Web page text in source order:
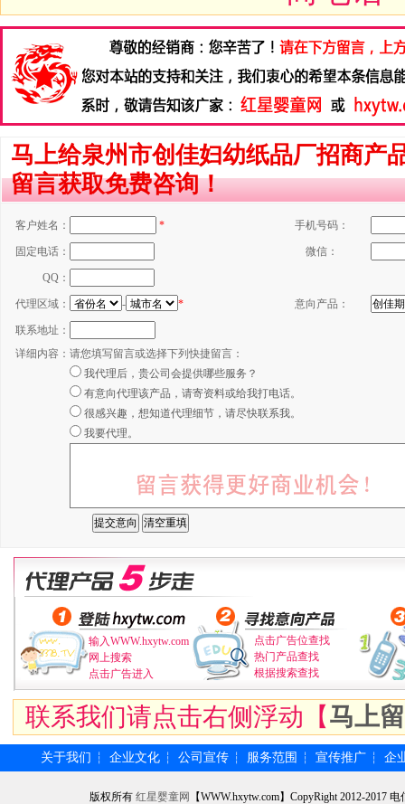
马上给泉州市创佳妇幼纸品厂招商产
留言获取免费咨询！
客户姓名： * 手机号码：
固定电话： 微信：
QQ：
代理区域： - * 意向产品：
联系地址：
详细内容： 请您填写留言或选择下列快捷留言：
我代理后，贵公司会提供哪些服务？
有意向代理该产品，请寄资料或给我打电话。
很感兴趣，想知道代理细节，请尽快联系我。
我要代理。
输入WWW.hxytw.com
网上搜索
点击广告进入
点击广告位查找
热门产品查找
根据搜索查找
联系我们请点击右侧浮动【马上
关于我们 ┆ 企业文化 ┆ 公司宣传 ┆ 服务范围 ┆ 宣传推广 ┆ 企
版权所有 红星婴童网
【WWW.hxytw.com】CopyRight 2012-2017